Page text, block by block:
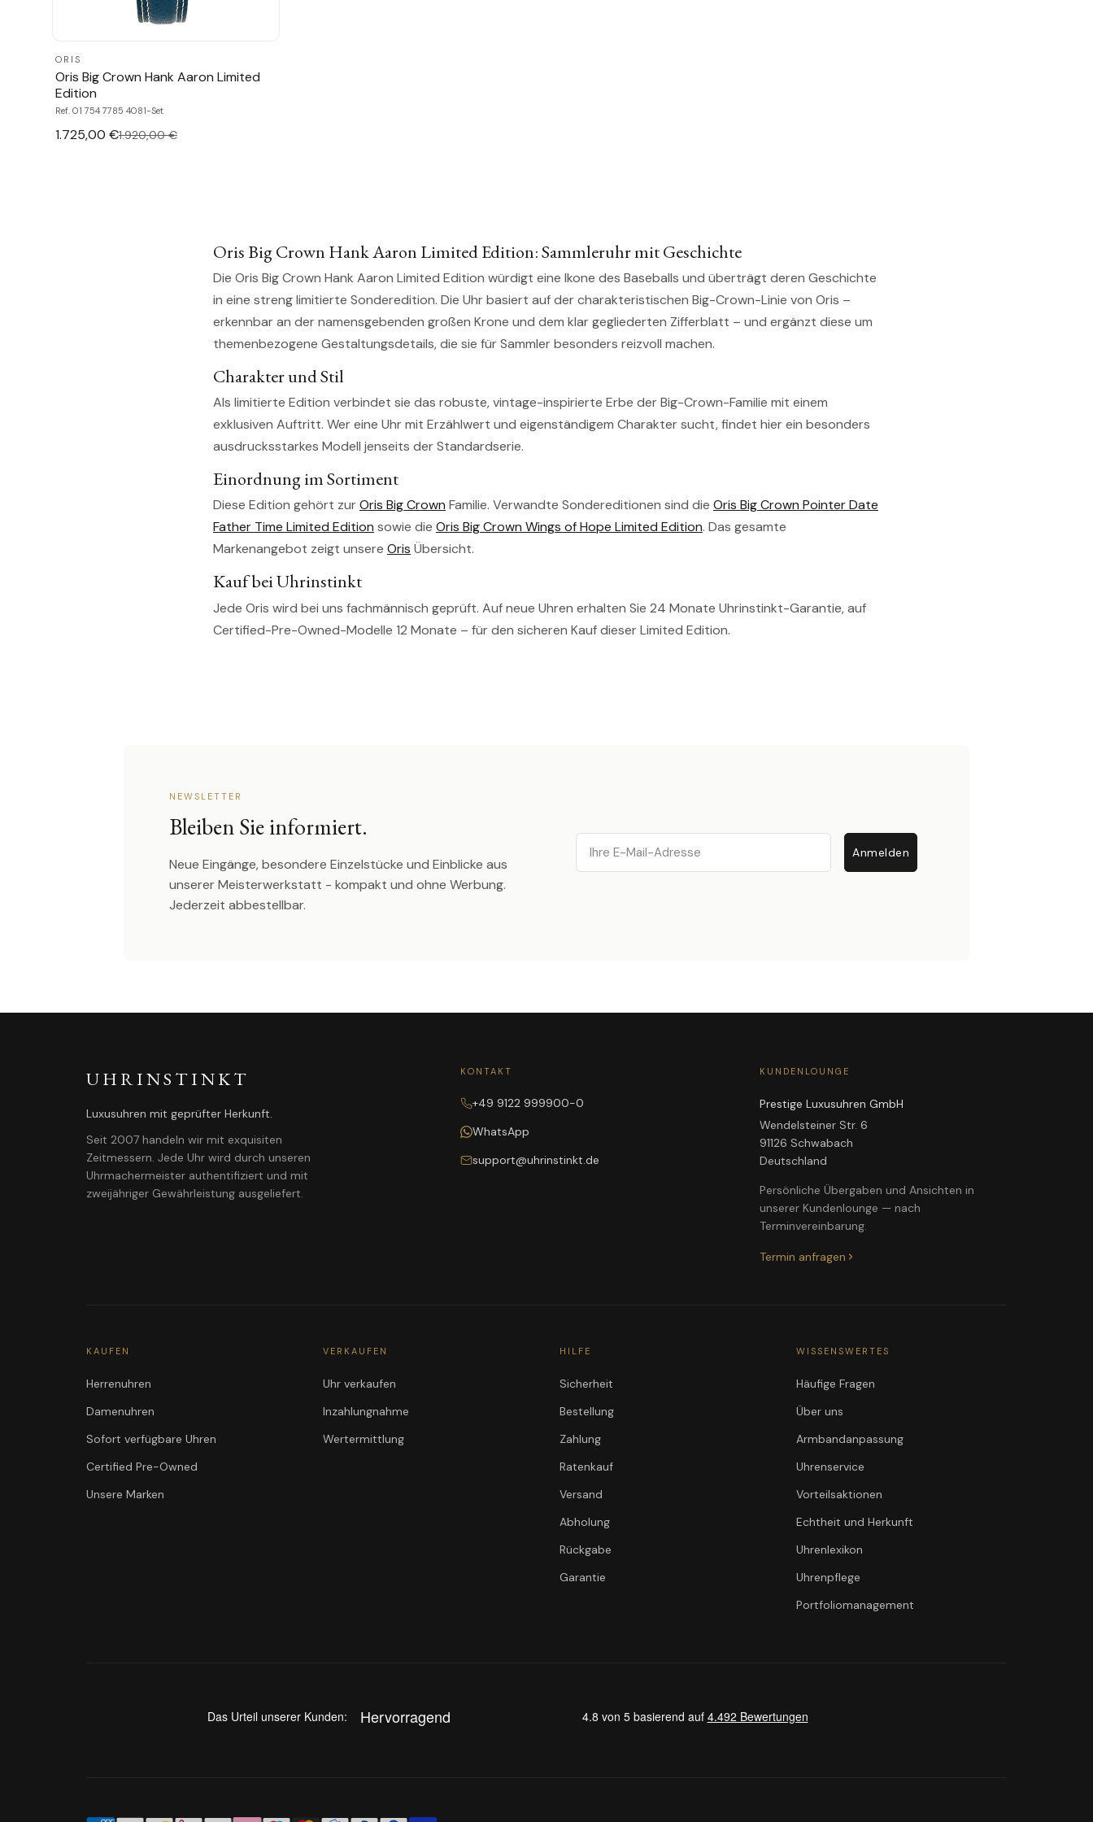
ORIS
Oris Big Crown Hank Aaron Limited
Edition
Ref. 01 754 7785 4081-Set
1.725,00 €1.920,00 €
Oris Big Crown Hank Aaron Limited Edition: Sammleruhr mit Geschichte
Die Oris Big Crown Hank Aaron Limited Edition würdigt eine Ikone des Baseballs und überträgt deren Geschichte
in eine streng limitierte Sonderedition. Die Uhr basiert auf der charakteristischen Big-Crown-Linie von Oris –
erkennbar an der namensgebenden großen Krone und dem klar gegliederten Zifferblatt – und ergänzt diese um
themenbezogene Gestaltungsdetails, die sie für Sammler besonders reizvoll machen.
Charakter und Stil
Als limitierte Edition verbindet sie das robuste, vintage-inspirierte Erbe der Big-Crown-Familie mit einem
exklusiven Auftritt. Wer eine Uhr mit Erzählwert und eigenständigem Charakter sucht, findet hier ein besonders
ausdrucksstarkes Modell jenseits der Standardserie.
Einordnung im Sortiment
Diese Edition gehört zurOris Big Crown Familie. Verwandte Sondereditionen sind die Oris Big Crown Pointer Date
Father Time Limited Edition sowie die Oris Big Crown Wings of Hope Limited Edition. Das gesamte
Markenangebot zeigt unsere Oris Übersicht.
Kauf bei Uhrinstinkt
Jede Oris wird bei uns fachmännisch geprüft. Auf neue Uhren erhalten Sie 24 Monate Uhrinstinkt-Garantie, auf
Certified-Pre-Owned-Modelle 12 Monate – für den sicheren Kauf dieser Limited Edition.
NEWSLETTER
Bleiben Sie informiert.
Neue Eingänge, besondere Einzelstücke und Einblicke aus
unserer Meisterwerkstatt - kompakt und ohne Werbung.
Jederzeit abbestellbar.
Email
Anmelden
UHRINSTINKT
Luxusuhren mit geprüfter Herkunft.
Seit 2007 handeln wir mit exquisiten
Zeitmessern. Jede Uhr wird durch unseren
Uhrmachermeister authentifiziert und mit
zweijähriger Gewährleistung ausgeliefert.
KONTAKT
+49 9122 999900-0
WhatsApp
support@uhrinstinkt.de
KUNDENLOUNGE
Prestige Luxusuhren GmbH
Wendelsteiner Str. 6
91126 Schwabach
Deutschland
Persönliche Übergaben und Ansichten in
unserer Kundenlounge — nach
Terminvereinbarung.
Termin anfragen
KAUFEN
Herrenuhren
Damenuhren
Sofort verfügbare Uhren
Certified Pre-Owned
Unsere Marken
VERKAUFEN
Uhr verkaufen
Inzahlungnahme
Wertermittlung
HILFE
Sicherheit
Bestellung
Zahlung
Ratenkauf
Versand
Abholung
Rückgabe
Garantie
WISSENSWERTES
Häufige Fragen
Über uns
Armbandanpassung
Uhrenservice
Vorteilsaktionen
Echtheit und Herkunft
Uhrenlexikon
Uhrenpflege
Portfoliomanagement